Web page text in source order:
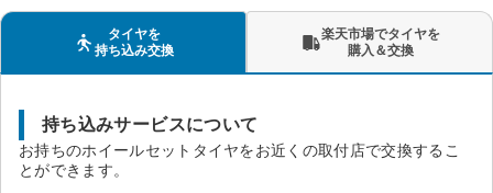
タイヤを
持ち込み交換
楽天市場でタイヤを
購入＆交換
持ち込みサービスについて
お持ちのホイールセットタイヤをお近くの取付店で交換するこ
とができます。